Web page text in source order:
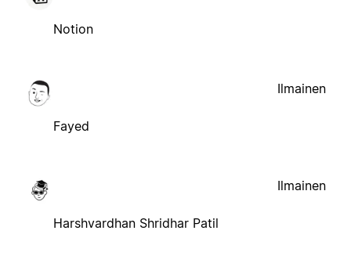
Notion
Fayed
Ilmainen
Harshvardhan Shridhar Patil
Ilmainen